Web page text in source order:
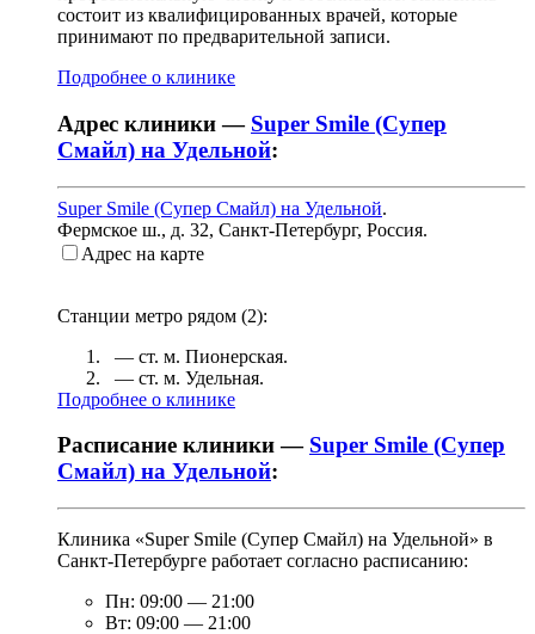
состоит из квалифицированных врачей, которые
принимают по предварительной записи.
Подробнее о клинике
Адрес клиники — Super Smile (Супер
Смайл) на Удельной:
Super Smile (Супер Смайл) на Удельной.
Фермское ш., д. 32, Санкт-Петербург, Россия.
Адрес на карте
Станции метро рядом (2):
— ст. м. Пионерская.
— ст. м. Удельная.
Подробнее о клинике
Расписание клиники — Super Smile (Супер
Смайл) на Удельной:
Клиника «Super Smile (Супер Смайл) на Удельной» в
Санкт-Петербурге работает согласно расписанию:
Пн: 09:00 — 21:00
Вт: 09:00 — 21:00